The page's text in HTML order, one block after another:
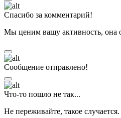
Спасибо за комментарий!
Мы ценим вашу активность, она
Сообщение отправлено!
Что-то пошло не так...
Не переживайте, такое случается.